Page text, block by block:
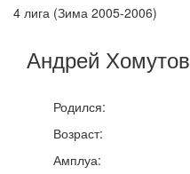
4 лига (Зима 2005-2006)
Андрей Хомутов
Родился:
Возраст:
Амплуа: